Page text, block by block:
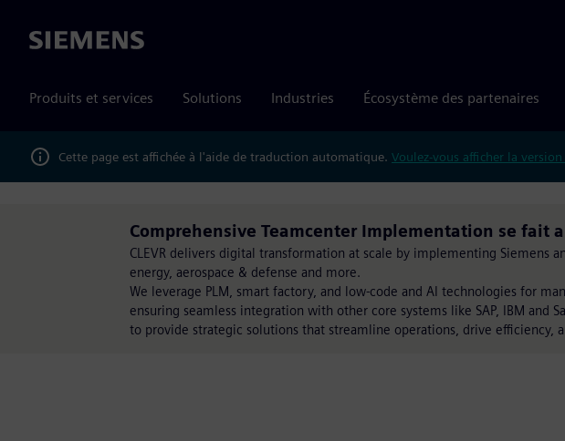
Siemens
Produits et services Solutions Industries Écosystème des partenaires
Cette page est affichée à l'aide de traduction automatique. Voulez-vous afficher la
Comprehensive Teamcenter Implementation se fait
CLEVR delivers digital transformation at scale by implementing Siemens
energy, aerospace & defense and more.
We leverage PLM, smart factory, and low-code and AI technologies for
ensuring seamless integration with other core systems like SAP, IBM and
to provide strategic solutions that streamline operations, drive efficiency,